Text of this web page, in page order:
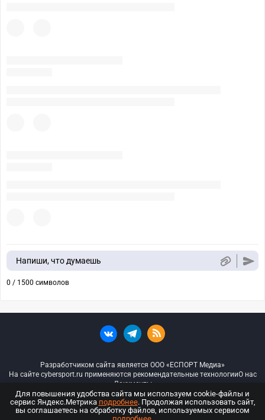
Напиши, что думаешь
0 / 1500 символов
Разработчиком сайта является ООО «ЕСПОРТ Медиа»
На сайте cybersport.ru применяются рекомендательные технологииО нас
Документы
© ООО «Киберспорт.ру» — Все права защищены
Для повышения удобства сайта мы используем cookie-файлы и
сервис Яндекс.Метрика подробнее. Продолжая использовать сайт,
вы соглашаетесь на обработку файлов, используемых сервисом